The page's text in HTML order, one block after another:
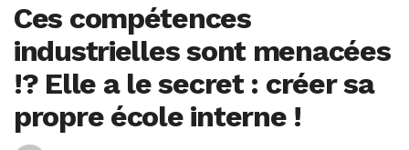
Ces compétences
industrielles sont menacées
!? Elle a le secret : créer sa
propre école interne !